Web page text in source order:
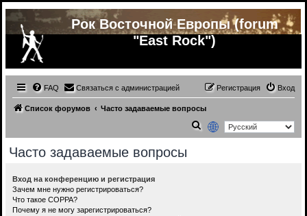
Рок Восточной Европы (forum
"East Rock")
FAQ Связаться с администрацией Вход
Регистрация
Список форумов
Часто задаваемые вопросы
Часто задаваемые вопросы
Вход на конференцию и регистрация
Зачем мне нужно регистрироваться?
Что такое COPPA?
Почему я не могу зарегистрироваться?